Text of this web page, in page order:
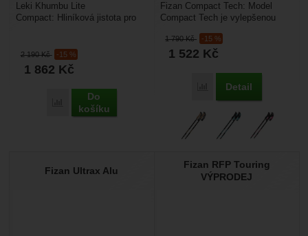
2 190Kč -15 %
1 862 Kč
Přidat 'Leki Khumbu Lite Compact' k porovnání
Do
košíku
Leki Khumbu Lite
Compact: Hliníková jistota pro
1 790Kč -15 %
1 522 Kč
Přidat 'Fizan Compact
Detail
Fizan Compact Tech: Model
Compact Tech je vylepšenou
Compact Tech nabízí...
Fizan Ultrax Alu
Fizan RFP Touring
VÝPRODEJ